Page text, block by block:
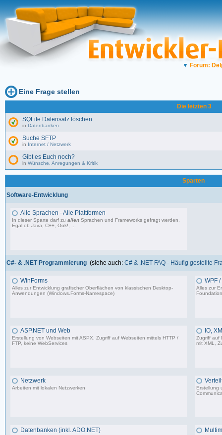
▼ Forum:
Eine Frage stellen
Die letzten 3
SQLite Datensatz löschen
in Datenbanken
Suche SFTP
in Internet / Netzwerk
Gibt es Euch noch?
in Wünsche, Anregungen & Kritik
Sparten
Software-Entwicklung
Alle Sprachen - Alle Plattformen
In dieser Sparte darf zuallen Sprachen und Frameworks gefragt werden.
Egal ob Java, C++, Ook!, ...
C#- & .NET Programmierung (siehe auch: C# & .NET FAQ - Häufig gestellte
WinForms
Alles zur Entwicklung grafischer Oberflächen von klassischen Desktop-
Anwendungen (Windows.Forms-Namespace)
WPF
Alles zur
ASP.NET und Web
Erstellung von Webseiten mit ASPX, Zugriff auf Webseiten mittels HTTP /
FTP, keine WebServices
IO,
Zugriff auf
mit XML,
Netzwerk
Arbeiten mit lokalen Netzwerken
Erstellung
Datenbanken (inkl. ADO.NET)